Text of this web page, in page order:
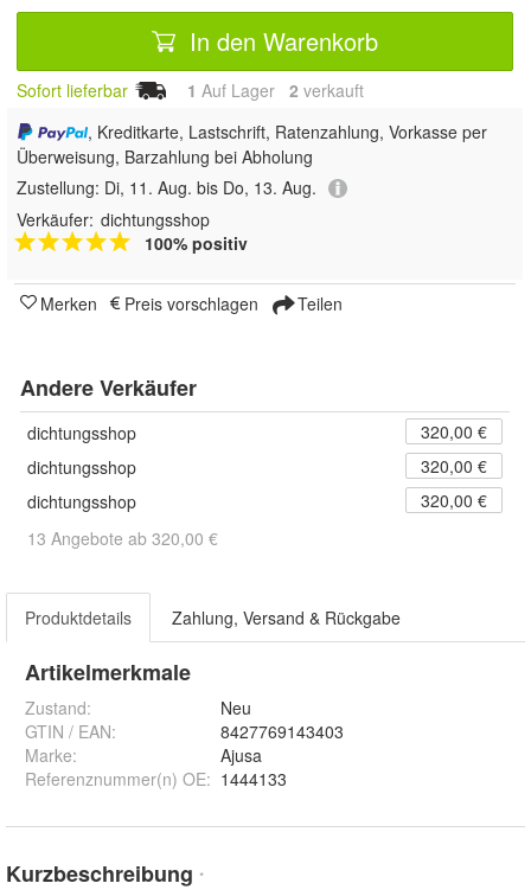
In den Warenkorb
Sofort lieferbar 1 Auf Lager 2 verkauft
, Kreditkarte, Lastschrift, Ratenzahlung, Vorkasse per
Überweisung, Barzahlung bei Abholung
Zustellung: Di, 11. Aug. bis Do, 13. Aug.
Verkäufer: dichtungsshop
100% positiv
Merken Preis vorschlagen Teilen
Andere Verkäufer
dichtungsshop
320,00 €
dichtungsshop
320,00 €
dichtungsshop
320,00 €
13 Angebote ab 320,00 €
Produktdetails Zahlung, Versand & Rückgabe
Artikelmerkmale
Zustand:
Neu
GTIN / EAN:
8427769143403
Marke:
Ajusa
Referenznummer(n) OE: 1444133
Kurzbeschreibung *